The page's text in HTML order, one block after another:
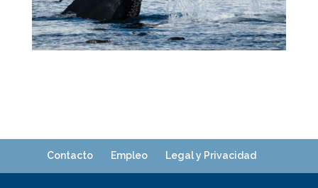
Contacto Empleo Legal y Privacidad